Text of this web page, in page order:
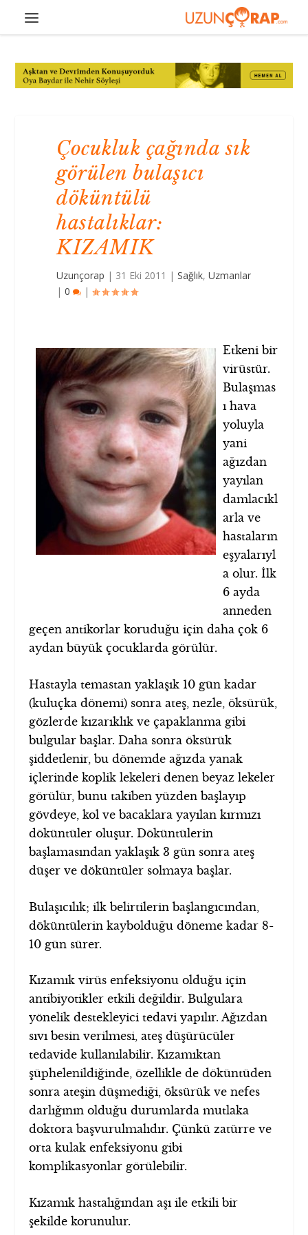
Çocukluk çağında sık
görülen bulaşıcı
döküntülü
hastalıklar:
KIZAMIK
Uzunçorap | 31 Eki 2011 |Sağlık,Uzmanlar
|0 |
Etkeni bir
virüstür.
Bulaşmas
ı hava
yoluyla
yani
ağızdan
yayılan
damlacıkl
arla ve
hastaların
eşyalarıyl
a olur. İlk
6 ayda
anneden
geçen antikorlar koruduğu için daha çok 6
aydan büyük çocuklarda görülür.
Hastayla temastan yaklaşık 10 gün kadar
(kuluçka dönemi) sonra ateş, nezle, öksürük,
gözlerde kızarıklık ve çapaklanma gibi
bulgular başlar. Daha sonra öksürük
şiddetlenir, bu dönemde ağızda yanak
içlerinde koplik lekeleri denen beyaz lekeler
görülür, bunu takiben yüzden başlayıp
gövdeye, kol ve bacaklara yayılan kırmızı
döküntüler oluşur. Döküntülerin
başlamasından yaklaşık 3 gün sonra ateş
düşer ve döküntüler solmaya başlar.
Bulaşıcılık; ilk belirtilerin başlangıcından,
döküntülerin kaybolduğu döneme kadar 8-
10 gün sürer.
Kızamık virüs enfeksiyonu olduğu için
antibiyotikler etkili değildir. Bulgulara
yönelik destekleyici tedavi yapılır. Ağızdan
sıvı besin verilmesi, ateş düşürücüler
tedavide kullanılabilir. Kızamıktan
şüphelenildiğinde, özellikle de döküntüden
sonra ateşin düşmediği, öksürük ve nefes
darlığının olduğu durumlarda mutlaka
doktora başvurulmalıdır. Çünkü zatürre ve
orta kulak enfeksiyonu gibi
komplikasyonlar görülebilir.
Kızamık hastalığından aşı ile etkili bir
şekilde korunulur.